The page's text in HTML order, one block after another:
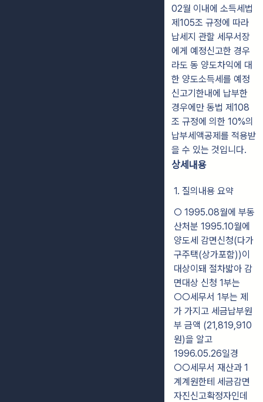
02월 이내에 소득세법
제105조 규정에 따라
납세지 관할 세무서장
에게 예정신고한 경우
라도 동 양도차익에 대
한 양도소득세를 예정
신고기한내에 납부한
경우에만 동법 제108
조 규정에 의한 10%의
납부세액공제를 적용받
을 수 있는 것입니다.
상세내용
1. 질의내용 요약
○ 1995.08월에 부동
산처분 1995.10월에
양도세 감면신청(다가
구주택(상가포함))이
대상이돼 절차밟아 감
면대상 신청 1부는
○○세무서 1부는 제
가 가지고 세금납부원
부 금액 (21,819,910
원)을 알고
1996.05.26일경
○○세무서 재산과 1
계계원한테 세금감면
자진신고확정자인데